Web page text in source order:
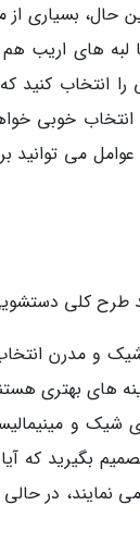
حال، بسیاری
لبه های اریب
انتخاب کنید
خوبی
می توانید
طرح کلی
و مدرن
های بهتری
و
بگیرید که
نمایند، در